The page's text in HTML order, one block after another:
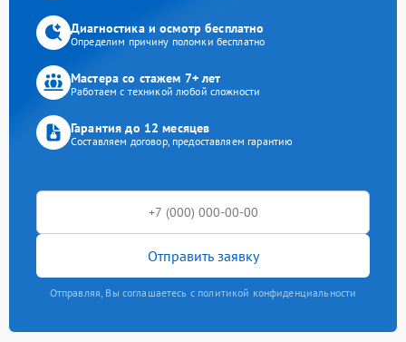
Диагностика и осмотр бесплатно
Определим причину поломки бесплатно
Мастера со стажем 7+ лет
Работаем с техникой любой сложности
Гарантия до 12 месяцев
Составляем договор, предоставляем гарантию
Отправить заявку
Отправляя, Вы соглашаетесь с политикой конфиденциальности